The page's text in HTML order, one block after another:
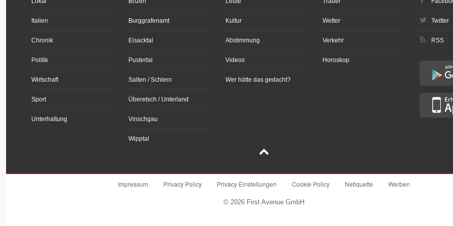
Italien
Chronik
Politik
Wirtschaft
Sport
Unterhaltung
Burggrafenamt
Eisacktal
Pustertal
Salten / Schlern
Überetsch / Unterland
Vinschgau
Wipptal
Kultur
Abstimmung
Videos
Wer hätte das gedacht?
Wetter
Verkehr
Horoskop
Twitter
RSS
Impressum Privacy Policy Privacy Einstellungen Cookie Policy Netiquette Werben
© 2026 First Avenue GmbH